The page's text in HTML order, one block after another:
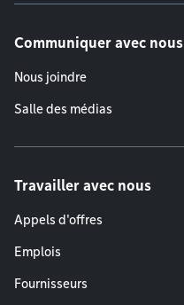
Communiquer avec nous
Nous joindre
Salle des médias
Travailler avec nous
Appels d'offres
Emplois
Fournisseurs